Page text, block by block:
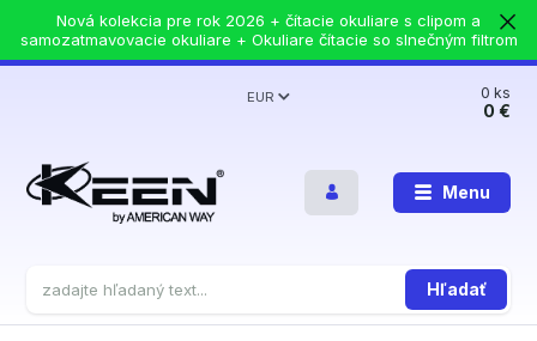
Nová kolekcia pre rok 2026 + čítacie okuliare s clipom a
samozatmavovacie okuliare + Okuliare čítacie so slnečným filtrom
Menu
EUR
Hľadať
0ks
0 €